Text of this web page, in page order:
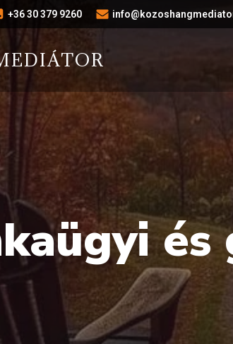
+36 30 379 9260
és